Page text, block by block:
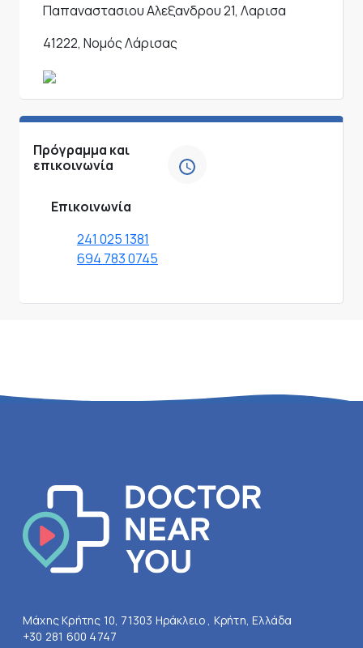
Παπαναστασιου Αλεξανδρου 21, Λαρισα
41222, Νομός Λάρισας
Πρόγραμμα και
επικοινωνία
Επικοινωνία
241 025 1381
694 783 0745
Μάχης Κρήτης 10, 71303 Ηράκλειο , Κρήτη, Ελλάδα
+30 281 600 4747